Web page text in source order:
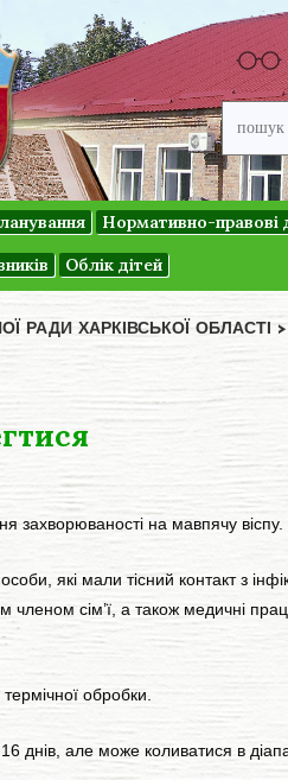
Нормативно-правові
Облік дітей
РАДИ ХАРКІВСЬКОЇ ОБЛАСТІ >
захворюваності на мавпячу віспу.
які мали тісний контакт з
сім’ї, а також медичні
обробки.
днів, але може коливатися в